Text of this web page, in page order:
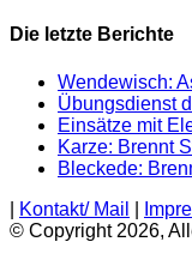
Die letzte Berichte
Wendewisch:
Übungsdienst
Einsätze mit
Karze: Brennt
Bleckede:
Kontakt/ Mail
© Copyright 2026,